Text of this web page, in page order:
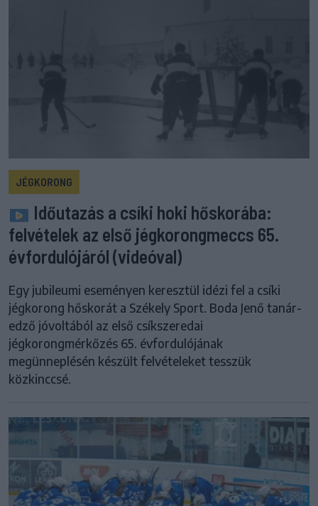
JÉGKORONG
Időutazás a csíki hoki hőskorába:
felvételek az első jégkorongmeccs 65.
évfordulójáról (videóval)
Egy jubileumi eseményen keresztül idézi fel a csíki
jégkorong hőskorát a Székely Sport. Boda Jenő tanár-
edző jóvoltából az első csíkszeredai
jégkorongmérkőzés 65. évfordulójának
megünneplésén készült felvételeket tesszük
közkinccsé.